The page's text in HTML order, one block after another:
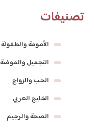
تصنيفات
الأمومة والطفولة
التجميل والموضة
الحب والزواج
الخليج العربي
الصحة والرجيم